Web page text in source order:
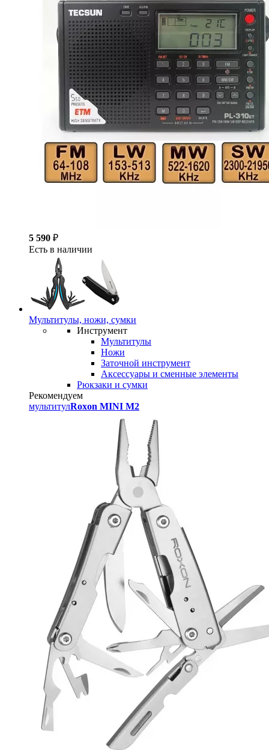
5 590 ₽
Есть в наличии
Мультитулы, ножи, сумки
Инструмент
Мультитулы
Ножи
Заточной инструмент
Аксессуары и сменные элементы
Рюкзаки и сумки
Рекомендуем
мультитулRoxon MINI M2